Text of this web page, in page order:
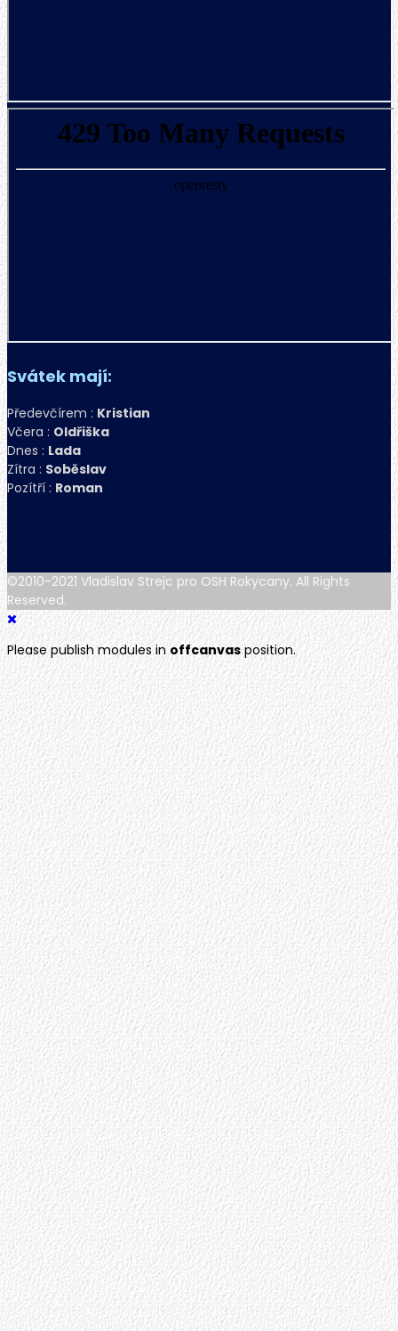
Svátek mají:
Předevčírem : Kristian
Včera : Oldřiška
Dnes : Lada
Zítra : Soběslav
Pozítří : Roman
©2010-2021 Vladislav Strejc pro OSH Rokycany. All Rights
Reserved.
Please publish modules inoffcanvasposition.